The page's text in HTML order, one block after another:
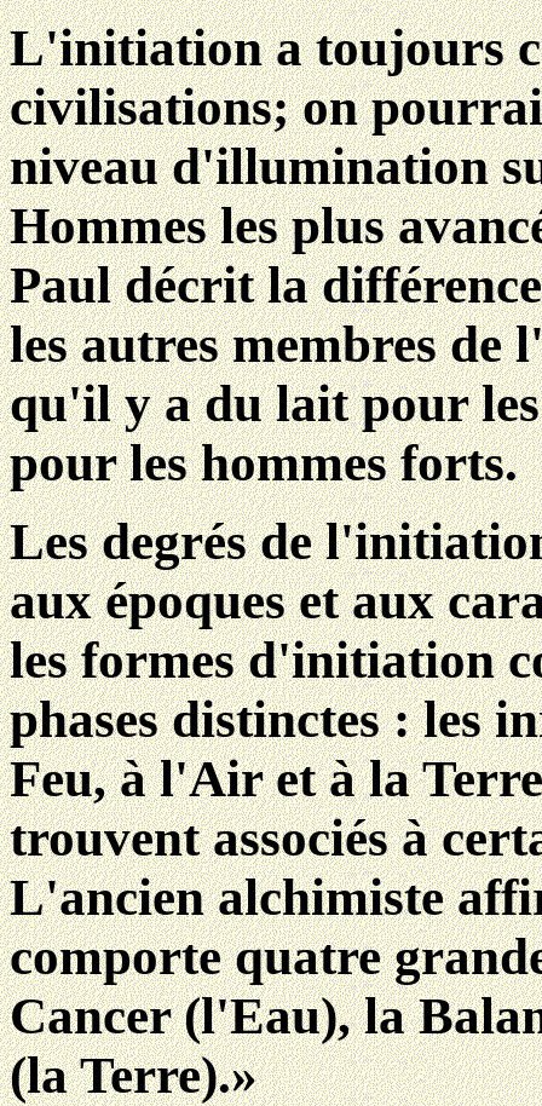
L'initiation a toujours
civilisations; on
niveau d'illumination
Hommes les plus
Paul décrit la
les autres membres
qu'il y a du lait pour
pour les hommes forts.
Les degrés de
aux époques et aux
les formes d'initiation
phases distinctes : les
Feu, à l'Air et à la
trouvent associés à
L'ancien alchimiste
comporte quatre
Cancer (l'Eau), la
(la Terre).»